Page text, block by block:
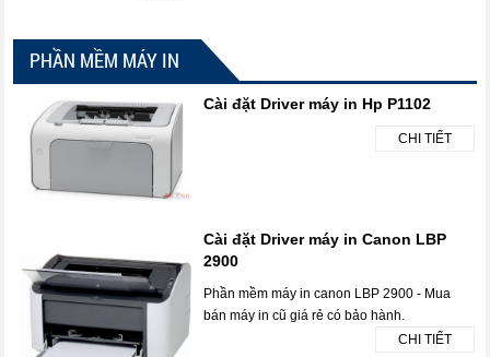
PHẦN MỀM MÁY IN
Cài đặt Driver máy in Hp P1102
CHI TIẾT
Cài đặt Driver máy in Canon LBP
2900
Phần mềm máy in canon LBP 2900 - Mua
bán máy in cũ giá rẻ có bảo hành.
CHI TIẾT